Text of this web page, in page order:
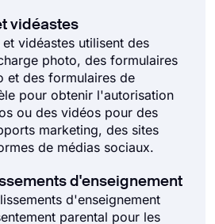
vidéastes
vidéastes utilisent des
photo, des formulaires
et des formulaires de
pour obtenir l'autorisation
ou des vidéos pour des
marketing, des sites
de médias sociaux.
d'enseignement
d'enseignement
parental pour les